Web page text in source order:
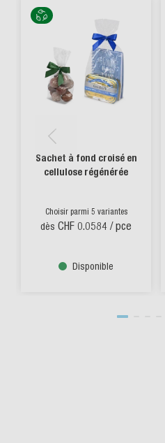
Sachet à fond croisé en
cellulose régénérée
Choisir parmi 5 variantes
dès CHF 0.0584 / pce
Disponible